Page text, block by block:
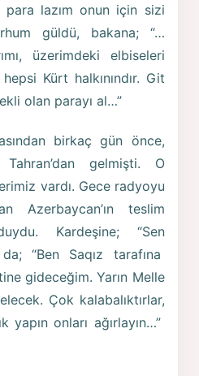
lazım onun için sizi
güldü, bakana; “…
üzerimdeki elbiseleri
Kürt halkınındır. Git
olan parayı al…”
birkaç gün önce,
Tahran’dan gelmişti. O
vardı. Gece radyoyu
Azerbaycan’ın teslim
Kardeşine; “Sen
“Ben Saqız tarafına
gideceğim. Yarın Melle
Çok kalabalıktırlar,
yapın onları ağırlayın…”